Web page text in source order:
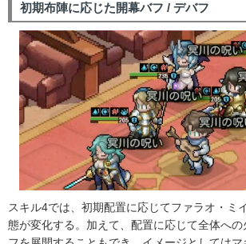
初期布陣に応じた開幕バフ / デバフ
スキル4では、初期配置に応じてファラオ・ミ
態が変化する。加えて、配置に応じて全体へ